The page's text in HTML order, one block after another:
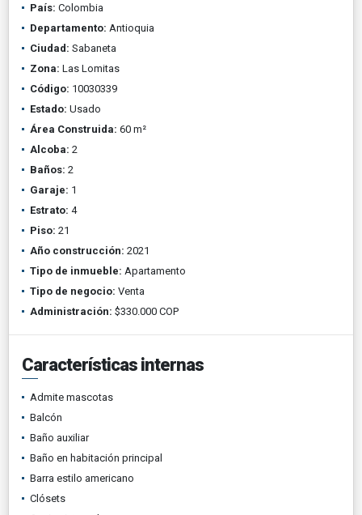
País: Colombia
Departamento: Antioquia
Ciudad: Sabaneta
Zona: Las Lomitas
Código: 10030339
Estado: Usado
Área Construida: 60 m²
Alcoba: 2
Baños: 2
Garaje: 1
Estrato: 4
Piso: 21
Año construcción: 2021
Tipo de inmueble: Apartamento
Tipo de negocio: Venta
Administración: $330.000 COP
Características internas
Admite mascotas
Balcón
Baño auxiliar
Baño en habitación principal
Barra estilo americano
Clósets